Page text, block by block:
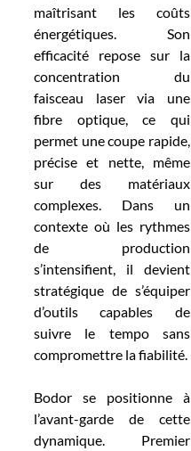
maîtrisant les coûts
énergétiques. Son
efficacité repose sur la
concentration du
faisceau laser via une
fibre optique, ce qui
permet une coupe rapide,
précise et nette, même
sur des matériaux
complexes. Dans un
contexte où les rythmes
de production
s’intensifient, il devient
stratégique de s’équiper
d’outils capables de
suivre le tempo sans
compromettre la fiabilité.
Bodor se positionne à
l’avant-garde de cette
dynamique. Premier